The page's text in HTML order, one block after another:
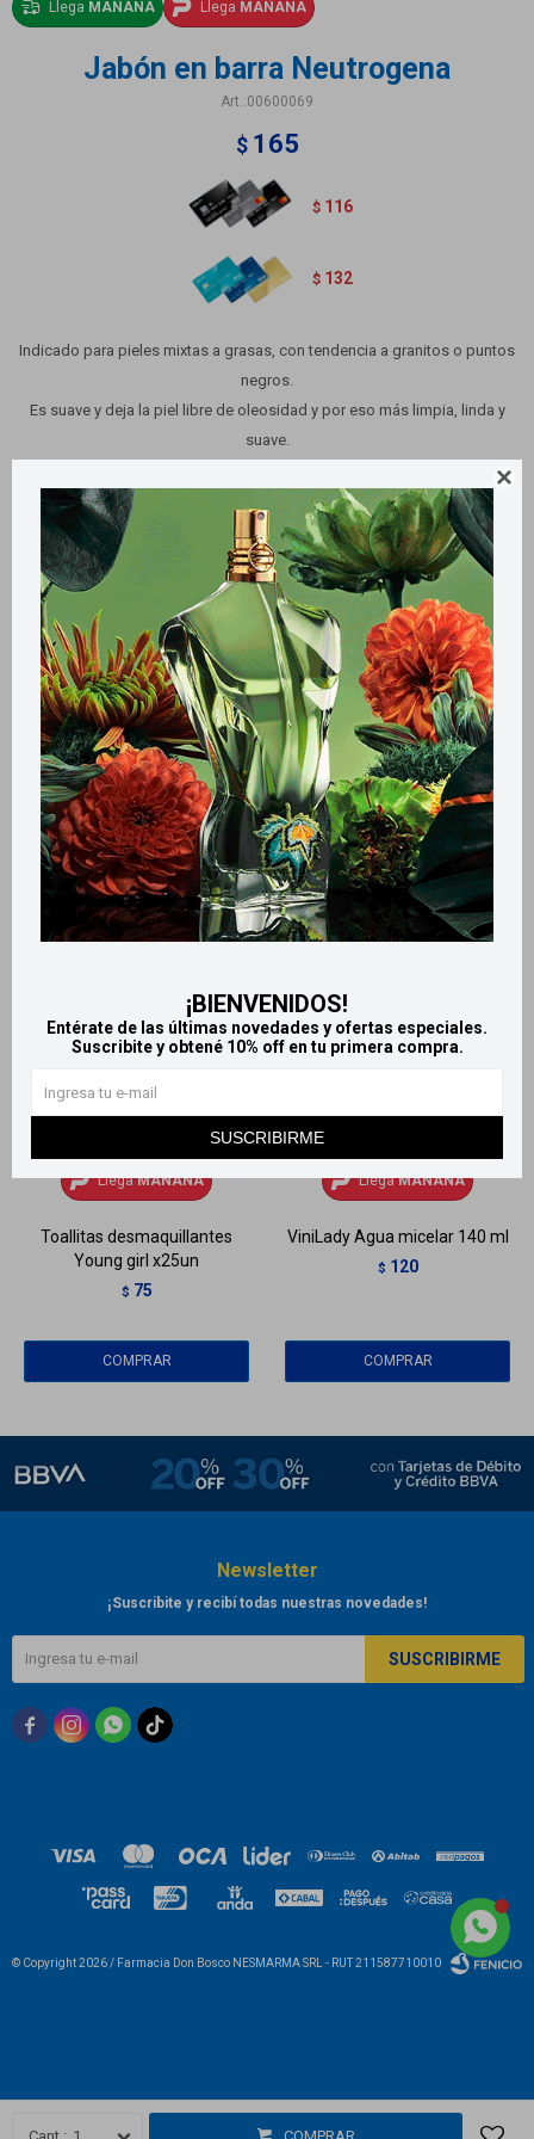

¡BIENVENIDOS!
Entérate de las últimas novedades y ofertas especiales.
Suscribite y obtené 10% off en tu primera compra.
SUSCRIBIRME
Llega MAÑANA Llega MAÑANA
Jabón en barra Neutrogena
00600069
$ 165
$ 116
$ 132
Indicado para pieles mixtas a grasas, con tendencia a granitos o puntos
negros.
Es suave y deja la piel libre de oleosidad y por eso más limpia, linda y
suave.
Métodos y costos de envío
Retiros gratuitos en tiendas
CARACTERÍSTICAS
Zona de aplicación Rostro
Productos que te pueden interesar
LlegaMAÑANA
Toallitas desmaquillantes
Young girl x25un
$ 75
LlegaMAÑANA
ViniLady Agua micelar 140 ml
$ 120
Newsletter
¡Suscribite y recibí todas nuestras novedades!
SUSCRIBIRME
  
© Copyright 2026 / Farmacia Don Bosco NESMARMA SRL - RUT 211587710010
Fenicio